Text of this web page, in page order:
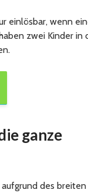
einlösbar, wenn
zwei Kinder in
ganze
des breiten